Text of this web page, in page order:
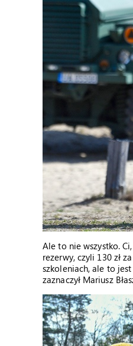
Ale to nie wszystko.
rezerwy, czyli 130 zł
szkoleniach, ale to
zaznaczył Mariusz